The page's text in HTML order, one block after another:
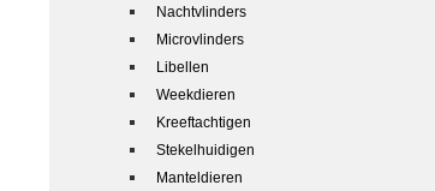
Nachtvlinders
Microvlinders
Libellen
Weekdieren
Kreeftachtigen
Stekelhuidigen
Manteldieren